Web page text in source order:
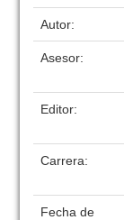
Autor:
Asesor:
Editor:
Carrera:
Fecha de